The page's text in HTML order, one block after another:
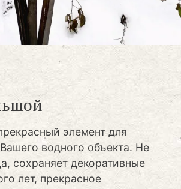
элемент для
водного объекта. Не
сохраняет декоративные
лет, прекрасное